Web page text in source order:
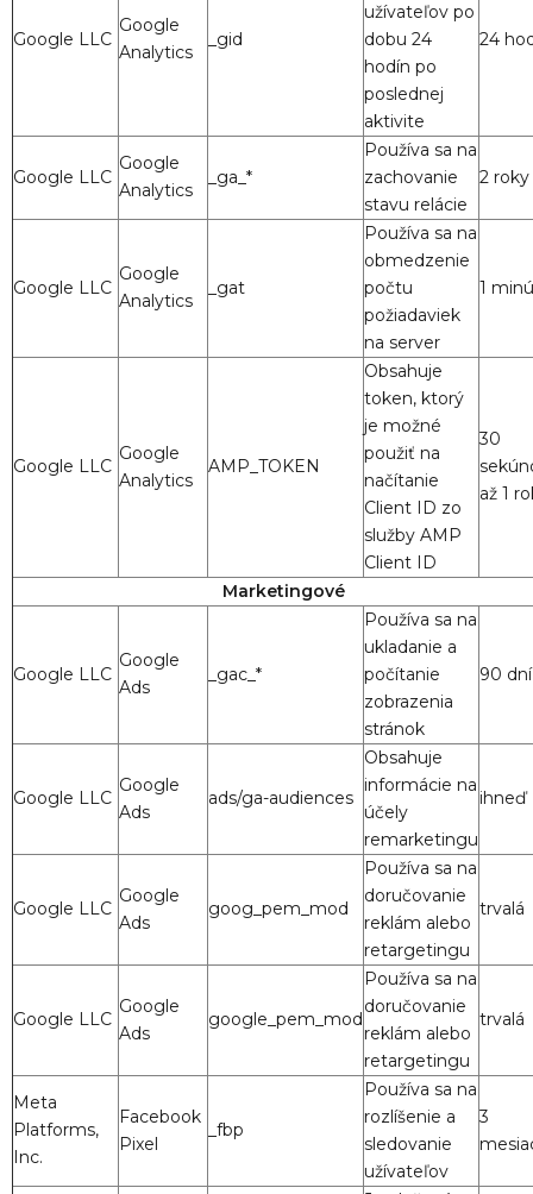
Google LLC
Google
Analytics
_gid
užívateľov po
dobu 24
hodín po
poslednej
aktivite
24
Google LLC
Google
Analytics
_ga_*
Používa sa na
zachovanie
stavu relácie
2 roky
Google LLC
Google
Analytics
_gat
Používa sa na
obmedzenie
počtu
požiadaviek
na server
1
Google LLC
Google
Analytics
AMP_TOKEN
Obsahuje
token, ktorý
je možné
použiť na
načítanie
Client ID zo
služby AMP
Client ID
30
až 1
Marketingové
Google LLC
Google
Ads
_gac_*
Používa sa na
ukladanie a
počítanie
zobrazenia
stránok
90 dní
Google LLC
Google
Ads
ads/ga-audiences
Obsahuje
informácie na
účely
remarketingu
ihneď
Google LLC
Google
Ads
goog_pem_mod
Používa sa na
doručovanie
reklám alebo
retargetingu
trvalá
Google LLC
Google
Ads
google_pem_mod
Používa sa na
doručovanie
reklám alebo
retargetingu
trvalá
Meta
Platforms,
Inc.
Facebook
Pixel
_fbp
Používa sa na
rozlíšenie a
sledovanie
užívateľov
3